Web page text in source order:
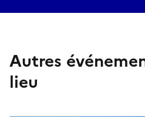
Autres
lieu